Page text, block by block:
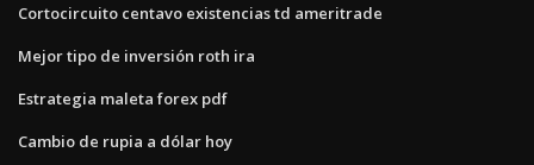
Cortocircuito centavo existencias td ameritrade
Mejor tipo de inversión roth ira
Estrategia maleta forex pdf
Cambio de rupia a dólar hoy